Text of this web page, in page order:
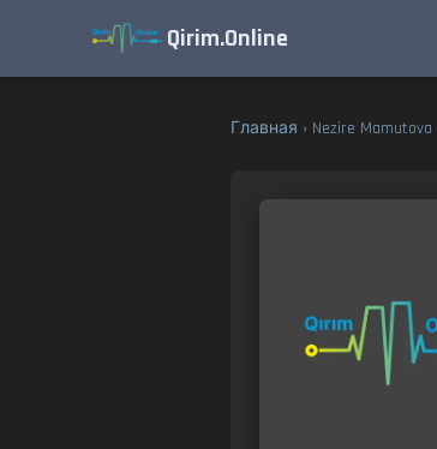
Qirim.Online
Главная › Nezire Mamutova